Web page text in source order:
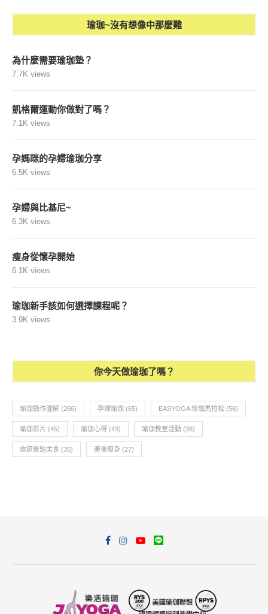
瑜珈~沒有想像中那麼難
為什麼需要瑜珈墊？
7.7K views
凱格爾運動你做對了嗎？
7.1K views
孕媽咪的孕婦瑜珈分享
6.5K views
孕婦與比基尼~
6.3K views
瘦身從懷孕開始
6.1K views
瑜珈新手該如何選擇課程呢？
3.9K views
你今天做瑜珈了嗎？
瑜珈動作圖解 (266) 孕婦瑜珈 (65) EASYOGA 瑜珈馬拉松 (56)
瑜珈影片 (45) 瑜珈心得 (43) 瑜珈教室活動 (38)
旅遊景點美食 (35) 產後瘦身 (27)